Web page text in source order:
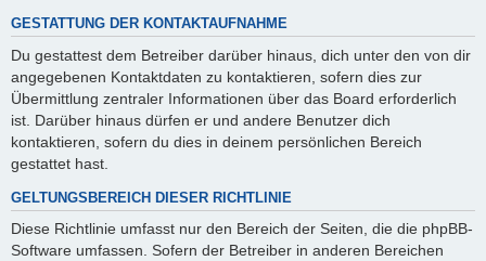
GESTATTUNG DER KONTAKTAUFNAHME
Du gestattest dem Betreiber darüber hinaus, dich unter den von dir
angegebenen Kontaktdaten zu kontaktieren, sofern dies zur
Übermittlung zentraler Informationen über das Board erforderlich
ist. Darüber hinaus dürfen er und andere Benutzer dich
kontaktieren, sofern du dies in deinem persönlichen Bereich
gestattet hast.
GELTUNGSBEREICH DIESER RICHTLINIE
Diese Richtlinie umfasst nur den Bereich der Seiten, die die phpBB-
Software umfassen. Sofern der Betreiber in anderen Bereichen